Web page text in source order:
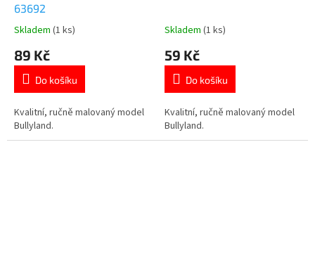
63692
Průměrné
produktu
5,0
5
hvězdiček.
Skladem (1 ks)
89 Kč
Do košíku
Kvalitní, ručně malovaný model
Bullyland.
Průměrné
produktu
5,0
5
hvězdiček.
Skladem (1 ks)
59 Kč
Do košíku
Kvalitní, ručně malovaný model
Bullyland.